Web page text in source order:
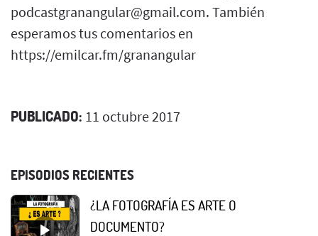
podcastgranangular@gmail.com. También
esperamos tus comentarios en
https://emilcar.fm/granangular
PUBLICADO: 11 octubre 2017
EPISODIOS RECIENTES
¿LA FOTOGRAFÍA ES ARTE O
DOCUMENTO?